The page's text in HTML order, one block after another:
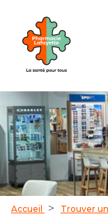
Accueil Trouver